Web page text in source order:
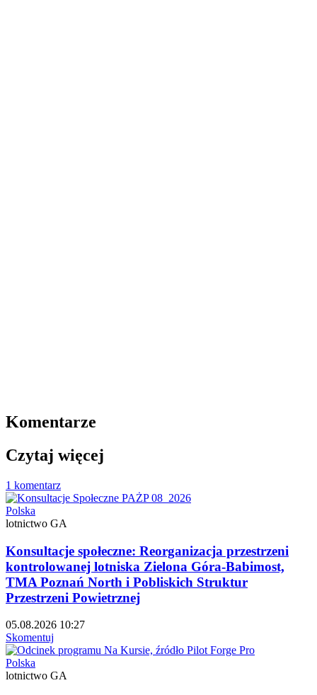
Komentarze
Czytaj więcej
1 komentarz
Polska
lotnictwo GA
Konsultacje społeczne: Reorganizacja przestrzeni
kontrolowanej lotniska Zielona Góra-Babimost,
TMA Poznań North i Pobliskich Struktur
Przestrzeni Powietrznej
05.08.2026 10:27
Skomentuj
Polska
lotnictwo GA